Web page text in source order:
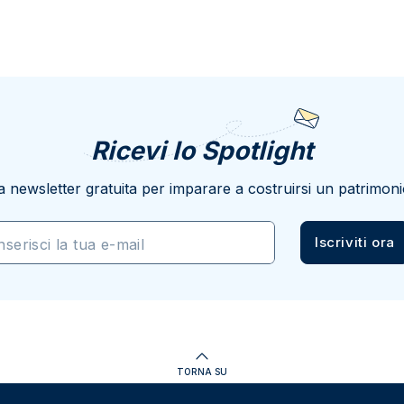
Ricevi lo Spotlight
newsletter gratuita per imparare a costruirsi un
la tua e-mail Iscriviti ora
TORNA SU